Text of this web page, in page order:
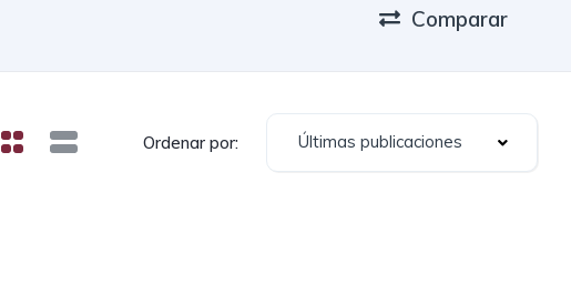
Comparar
Ordenar por: Últimas publicaciones